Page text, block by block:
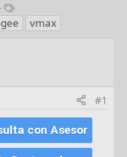
E
t
i
t
a
s
vmax
#1
con Asesor